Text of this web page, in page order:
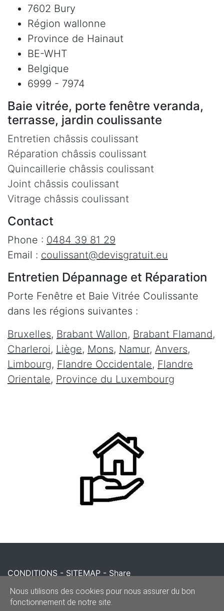
7602 Bury
Région wallonne
Province de Hainaut
BE-WHT
Belgique
6999 - 7974
Baie vitrée, porte fenêtre veranda,
terrasse, jardin coulissante
Entretien châssis coulissant
Réparation châssis coulissant
Quincaillerie châssis coulissant
Joint châssis coulissant
Vitrage châssis coulissant
Contact
Phone : 0484 39 81 29
Email : coulissant@devisgratuit.eu
Entretien Dépannage et Réparation
Porte Fenêtre et Baie Vitrée Coulissante
dans les régions suivantes :
Bruxelles, Brabant Wallon, Brabant Flamand,
Charleroi, Liège, Mons, Namur, Anvers,
Limbourg, Flandre Occidentale, Flandre
Orientale, Province du Luxembourg
CONDITIONS - SITEMAP - Share
Nous utilisons des cookies pour nous assurer du bon
fonctionnement de notre site.